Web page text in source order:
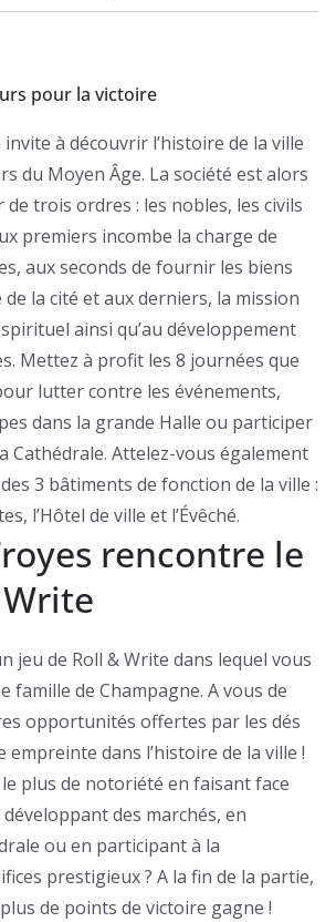
pour la victoire
à découvrir l’histoire de la ville
du Moyen Âge. La société est alors
trois ordres : les nobles, les civils
premiers incombe la charge de
aux seconds de fournir les biens
de la cité et aux derniers, la mission
ainsi qu’au développement
Mettez à profit les 8 journées que
lutter contre les événements,
dans la grande Halle ou participer
Cathédrale. Attelez-vous également
3 bâtiments de fonction de la ville :
l’Hôtel de ville et l’Évêché.
rencontre le
jeu de Roll & Write dans lequel vous
famille de Champagne. A vous de
opportunités offertes par les dés
dans l’histoire de la ville !
plus de notoriété en faisant face
des marchés, en
ou en participant à la
prestigieux ? A la fin de la partie,
de points de victoire gagne !